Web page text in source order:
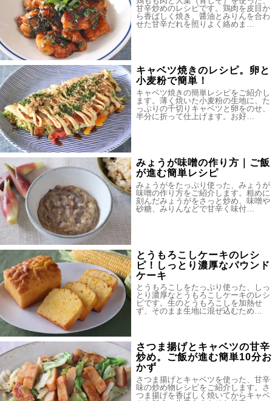
甘辛炒めのレシピです。鶏肉を皮目か
ら香ばしく焼き、醤油とみりんを合わ
せた甘辛だれを照りよく絡めま…
キャベツ焼きのレシピ。卵と
小麦粉で簡単！
キャベツ焼きの簡単レシピをご紹介し
ます。薄く焼いた小麦粉の生地に、た
っぷりの千切りキャベツと卵をのせ、
半分に折って仕上げます。お好…
みょうが味噌の作り方｜ご飯
が進む簡単レシピ
みょうがをたっぷり使った、みょうが
味噌の作り方をご紹介します。粗めに
刻んだみょうがをさっと炒め、味噌や
砂糖、みりんなどで甘辛く味付…
とうもろこしケーキのレシ
ピ！しっとり濃厚なパウンド
ケーキ
とうもろこしをたっぷり使った、しっ
とり濃厚なとうもろこしケーキのレシ
ピです。生のとうもろこしを加熱せ
ず、そのまま生地に混ぜ込むため…
さつま揚げとキャベツの甘辛
炒め。ご飯が進む簡単10分お
かず
さつま揚げとキャベツを使った、甘辛
味の炒め物レシピをご紹介します。さ
つま揚げを香ばしく焼いてからキャベ